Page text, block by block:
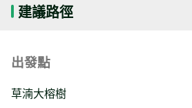
建議路徑
出發點
草湳大榕樹